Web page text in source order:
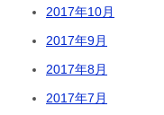
2017年10月
2017年9月
2017年8月
2017年7月